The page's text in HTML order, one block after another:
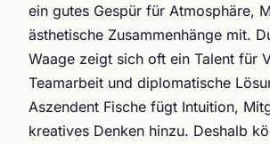
ein gutes Gespür für Atmosphäre,
ästhetische Zusammenhänge mit.
Waage zeigt sich oft ein Talent für
Teamarbeit und diplomatische
Aszendent Fische fügt Intuition,
kreatives Denken hinzu. Deshalb